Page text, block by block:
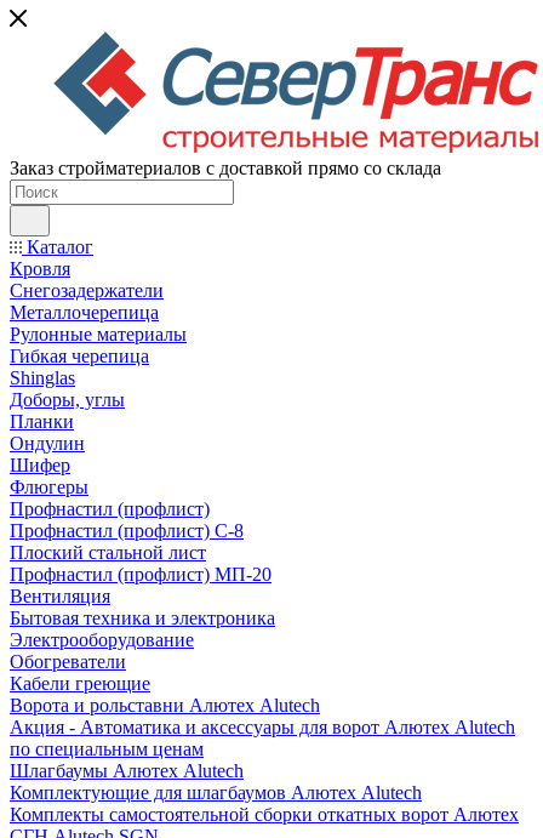
Заказ стройматериалов с доставкой прямо со склада
Каталог
Кровля
Снегозадержатели
Металлочерепица
Рулонные материалы
Гибкая черепица
Shinglas
Доборы, углы
Планки
Ондулин
Шифер
Флюгеры
Профнастил (профлист)
Профнастил (профлист) С-8
Плоский стальной лист
Профнастил (профлист) МП-20
Вентиляция
Бытовая техника и электроника
Электрооборудование
Обогреватели
Кабели греющие
Ворота и рольставни Алютех Alutech
Акция - Автоматика и аксессуары для ворот Алютех Alutech
по специальным ценам
Шлагбаумы Алютех Alutech
Комплектующие для шлагбаумов Алютех Alutech
Комплекты самостоятельной сборки откатных ворот Алютех